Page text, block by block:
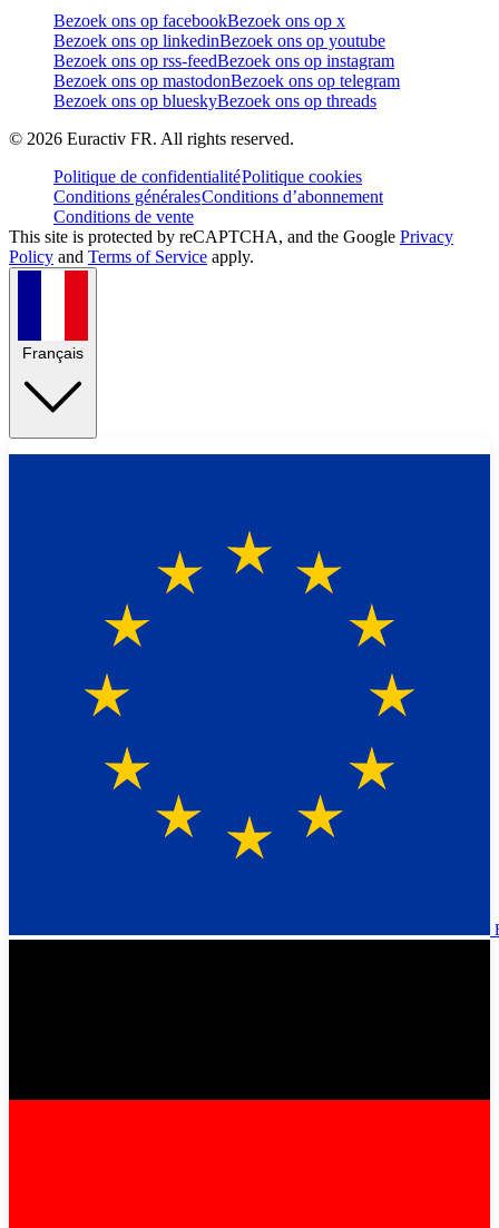
Bezoek ons op facebookBezoek ons op x
Bezoek ons op linkedinBezoek ons op youtube
Bezoek ons op rss-feedBezoek ons op instagram
Bezoek ons op mastodonBezoek ons op telegram
Bezoek ons op blueskyBezoek ons op threads
© 2026 Euractiv FR. All rights reserved.
Politique de confidentialitéPolitique cookies
Conditions généralesConditions d’abonnement
Conditions de vente
This site is protected by reCAPTCHA, and the Google Privacy
Policy and Terms of Service apply.
Français